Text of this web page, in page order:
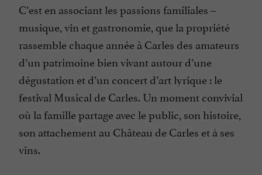
C’est en associant les passions familiales –
musique, vin et gastronomie, que la propriété
rassemble chaque année à Carles des amateurs
d’un patrimoine bien vivant autour d’une
dégustation et d’un concert d’art lyrique : le
festival Musical de Carles. Un moment convivial
où la famille partage avec le public, son histoire,
son attachement au Château de Carles et à ses
vins.